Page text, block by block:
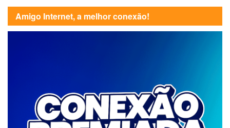
Amigo Internet, a melhor conexão!